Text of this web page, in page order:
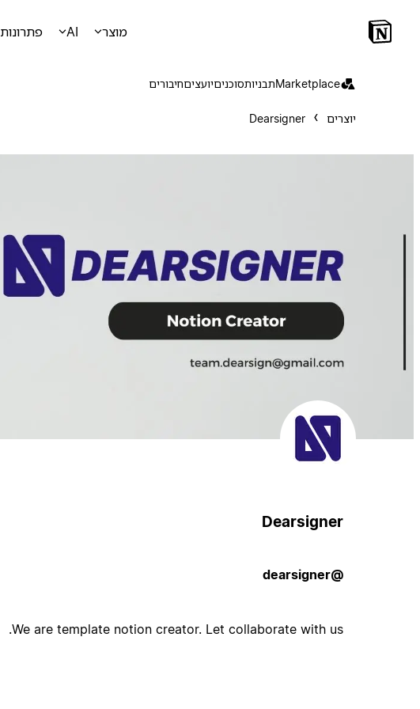
מוצר AI פתרונות
Marketplaceתבניותסוכניםיועציםחיבורים
יוצרים Dearsigner
Dearsigner
@dearsigner
We are template notion creator. Let collaborate with us.